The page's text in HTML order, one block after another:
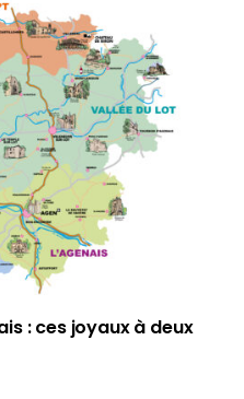
: ces joyaux à deux